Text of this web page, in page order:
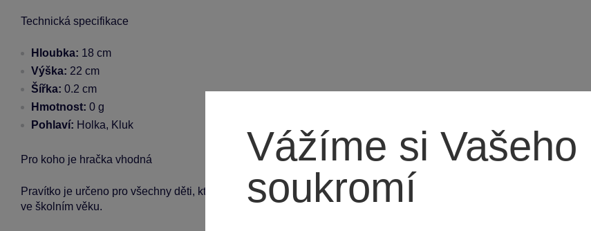
Technická specifikace
Hloubka: 18 cm
Výška: 22 cm
Šířka: 0.2 cm
Hmotnost: 0 g
Pohlaví: Holka, Kluk
Pro koho je hračka vhodná
Pravítko je určeno pro všechny děti, které se učí geometrické tvary a měření. Je vhodné pro kluky i holky
ve školním věku.
Vážíme si Vašeho
soukromí